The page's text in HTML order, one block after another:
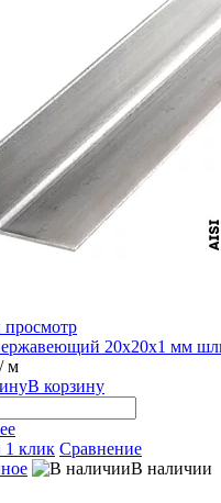
20х20х1 мм
/ м
В корзину
1 клик Сравнение
В наличии